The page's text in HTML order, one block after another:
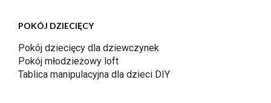
POKÓJ DZIECIĘCY
Pokój dziecięcy dla dziewczynek
Pokój młodzieżowy loft
Tablica manipulacyjna dla dzieci DIY